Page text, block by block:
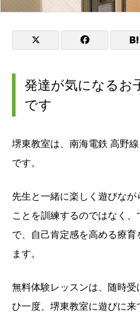
発達が気になるお
です
堺東教室は、南海電鉄 高野
です。
先生と一緒に楽しく遊びな
ことを訓練するのではなく
で、自己肯定感を高める療育
ます。
無料体験レッスンは、随時
ひ一度、堺東教室に遊びに来